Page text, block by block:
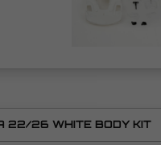
22/26 WHITE BODY KIT